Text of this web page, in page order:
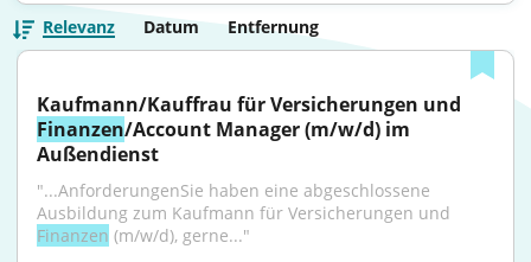
Relevanz Datum Entfernung
Finanzen/Account Manager (m/w/d) im
Außendienst
"...AnforderungenSie haben eine abgeschlossene
Finanzen (m/w/d), gerne..."